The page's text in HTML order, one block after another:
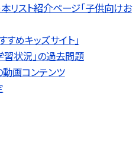
リスト紹介ページ「子供向けお
めキッズサイト」
習状況」の過去問題
動画コンテンツ